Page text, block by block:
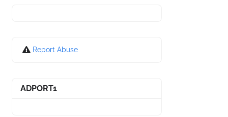
Report Abuse
ADPORT1